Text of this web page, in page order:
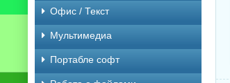
Офис / Текст
Мультимедиа
Портабле софт